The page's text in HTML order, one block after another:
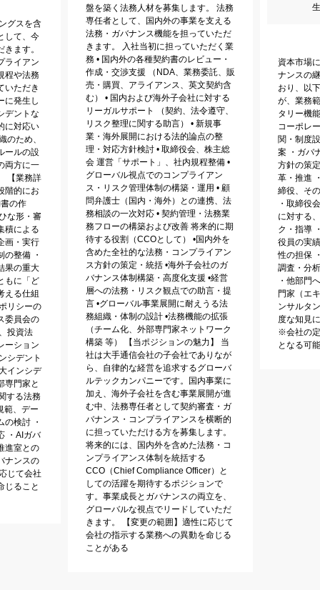
グスを含
して、今
ます。
ライアン
程や法務
いただき
に発生し
デントな
に対応い
のため、
ールの設
両方に一
【業務詳
階的にお
の作
な形・審
積による
画・実行
の整備 ・
果の重大
もに「ど
える仕組
リシーの
委員会の
投資法
ーション
シデント
インシデ
専門家と
する法務
範、デー
の検討 ・
・AIガバ
進室との
ナンスの
じて会社
じること
盤を築く法務人材を募集します。 法務
専任者として、国内外の事業を支える
法務・ガバナンス機能を担っていただ
きます。 入社当初に担っていただく業
務 • 国内外の各種契約書のレビュー・
作成・交渉支援 （NDA、業務委託、販
売・購買、アライアンス、英文契約含
む） • 国内および海外子会社に対する
リーガルサポート （契約、法令遵守、
リスク整理に関する助言） • 新規事
業・海外展開における法的論点の整
理・対応方針検討 • 取締役会、株主総
会 運営「サポート」、社内規程整備 •
グローバル視点でのコンプライアン
ス・リスク管理体制の構築・運用 • 顧
問弁護士（国内・海外）との連携、法
務相談の一次対応 • 契約管理・法務業
務フローの構築および改善 将来的に期
待する役割（CCOとして） •国内外を
含めた全社的な法務・コンプライアン
ス方針の策定・統括 •海外子会社のガ
バナンス体制構築・高度化支援 •経営
層への法務・リスク観点での助言・提
言 •グローバル事業展開に耐えうる法
務組織・体制の設計 •法務機能の拡張
（チーム化、外部専門家ネットワーク
構築 等） 【当ポジションの魅力】 当
社は大手通信会社の子会社でありなが
ら、自律的な経営を追求するグローバ
ルテックカンパニーです。国内事業に
加え、海外子会社を含む事業展開が進
む中、法務専任者として契約審査・ガ
バナンス・コンプライアンスを横断的
に担っていただける方を募集します。
将来的には、国内外を含めた法務・コ
ンプライアンス体制を統括する
CCO（Chief Compliance Officer）と
しての活躍を期待するポジションで
す。事業成長とガバナンスの両立を、
グローバルな視点でリードしていただ
きます。 【変更の範囲】適性に応じて
会社の指示する業務への異動を命じる
ことがある
資本市場
ナンスの
おり、以
が、業務
タリー機
コーポレ
関・制度
案 ・ガバ
方針の策
革・推進
締役、そ
・取締役
に対する
ク・指導
役員の実
性の担保
調査・分
・他部門
門家（エ
ンサルタ
度な知見
※会社の
となる可